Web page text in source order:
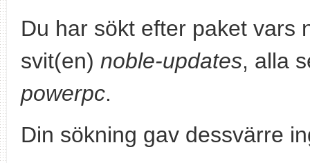
Du har sökt efter paket vars
svit(en) noble-updates, alla
powerpc.
Din sökning gav dessvärre